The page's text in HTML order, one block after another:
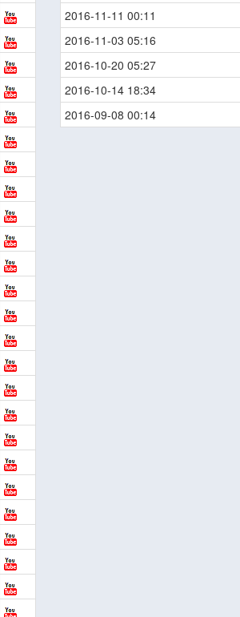
2016-11-11 00:11
2016-11-03 05:16
2016-10-20 05:27
2016-10-14 18:34
2016-09-08 00:14